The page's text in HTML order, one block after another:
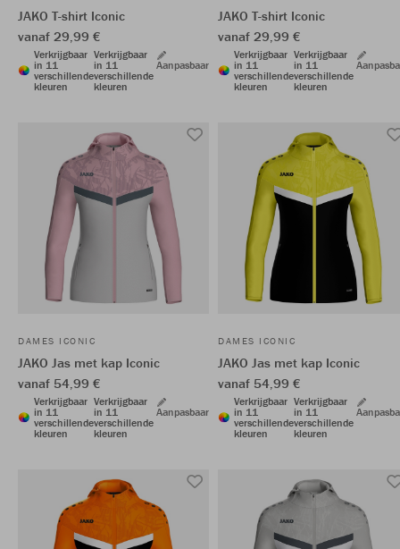
JAKO T-shirt Iconic
vanaf 29,99 €
Verkrijgbaar
in 11
verschillende
kleuren
Verkrijgbaar
in 11
verschillende
kleuren
Aanpasbaar
JAKO T-shirt Iconic
vanaf 29,99 €
Verkrijgbaar
in 11
verschillende
kleuren
Verkrijgbaar
in 11
verschillende
kleuren
DAMES ICONIC
JAKO Jas met kap Iconic
vanaf 54,99 €
Verkrijgbaar
in 11
verschillende
kleuren
Verkrijgbaar
in 11
verschillende
kleuren
Aanpasbaar
DAMES ICONIC
JAKO Jas met kap Iconic
vanaf 54,99 €
Verkrijgbaar
in 11
verschillende
kleuren
Verkrijgbaar
in 11
verschillende
kleuren